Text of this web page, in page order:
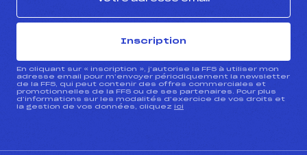
Inscription
En cliquant sur « inscription », j’autorise la FFS à utiliser mon
adresse email pour m’envoyer périodiquement la newsletter
de la FFS, qui peut contenir des offres commerciales et
promotionnelles de la FFS ou de ses partenaires. Pour plus
d’informations sur les modalités d’exercice de vos droits et
la gestion de vos données, cliquez ici